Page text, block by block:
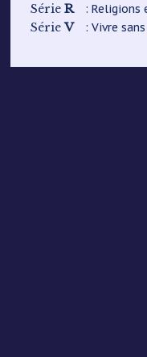
Série R : Religions
Série V : Vivre